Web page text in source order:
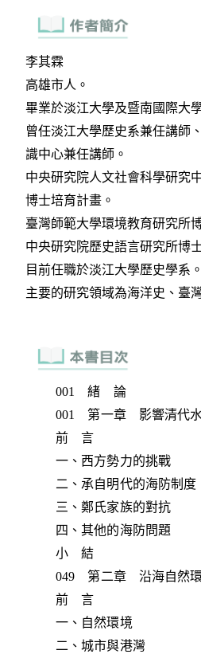
001 緒 論
001 第一章 影響清代水
前 言
一、西方勢力的挑戰
二、承自明代的海防制度
三、鄭氏家族的對抗
四、其他的海防問題
小 結
049 第二章 沿海自然環
前 言
一、自然環境
二、城市與港灣